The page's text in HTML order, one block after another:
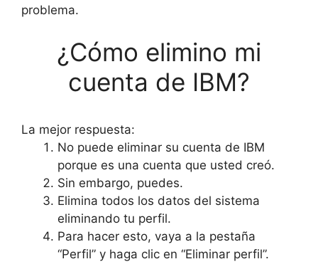
problema.
¿Cómo elimino mi
cuenta de IBM?
La mejor respuesta:
No puede eliminar su cuenta de IBM
porque es una cuenta que usted creó.
Sin embargo, puedes.
Elimina todos los datos del sistema
eliminando tu perfil.
Para hacer esto, vaya a la pestaña
“Perfil” y haga clic en “Eliminar perfil”.